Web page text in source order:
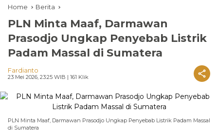
Home Berita
PLN Minta Maaf, Darmawan
Prasodjo Ungkap Penyebab Listrik
Padam Massal di Sumatera
Fardianto
23 Mei 2026, 23:25 WIB | 161 Klik
PLN Minta Maaf, Darmawan Prasodjo Ungkap Penyebab Listrik Padam Massal
di Sumatera